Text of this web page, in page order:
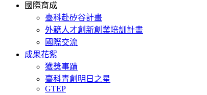
國際育成
臺科赴矽谷計畫
外籍人才創新創業培訓計畫
國際交流
成果花絮
獲獎事蹟
臺科青創明日之星
GTEP